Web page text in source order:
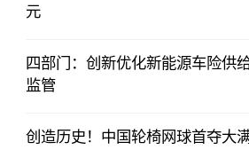
元
四部门：创新优化新能源车险供
监管
创造历史！中国轮椅网球首夺大